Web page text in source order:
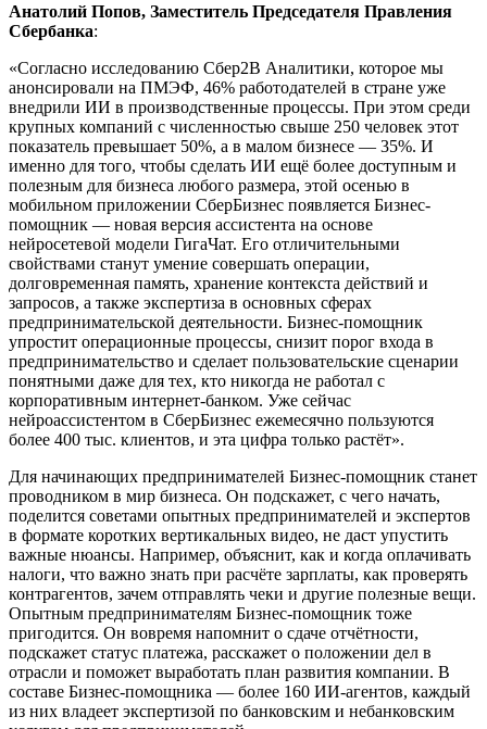
Анатолий Попов, Заместитель Председателя Правления
Сбербанка:
«Согласно исследованию Сбер2В Аналитики, которое мы
анонсировали на ПМЭФ, 46% работодателей в стране уже
внедрили ИИ в производственные процессы. При этом среди
крупных компаний с численностью свыше 250 человек этот
показатель превышает 50%, а в малом бизнесе — 35%. И
именно для того, чтобы сделать ИИ ещё более доступным и
полезным для бизнеса любого размера, этой осенью в
мобильном приложении СберБизнес появляется Бизнес-
помощник — новая версия ассистента на основе
нейросетевой модели ГигаЧат. Его отличительными
свойствами станут умение совершать операции,
долговременная память, хранение контекста действий и
запросов, а также экспертиза в основных сферах
предпринимательской деятельности. Бизнес-помощник
упростит операционные процессы, снизит порог входа в
предпринимательство и сделает пользовательские сценарии
понятными даже для тех, кто никогда не работал с
корпоративным интернет-банком. Уже сейчас
нейроассистентом в СберБизнес ежемесячно пользуются
более 400 тыс. клиентов, и эта цифра только растёт».
Для начинающих предпринимателей Бизнес-помощник станет
проводником в мир бизнеса. Он подскажет, с чего начать,
поделится советами опытных предпринимателей и экспертов
в формате коротких вертикальных видео, не даст упустить
важные нюансы. Например, объяснит, как и когда оплачивать
налоги, что важно знать при расчёте зарплаты, как проверять
контрагентов, зачем отправлять чеки и другие полезные вещи.
Опытным предпринимателям Бизнес-помощник тоже
пригодится. Он вовремя напомнит о сдаче отчётности,
подскажет статус платежа, расскажет о положении дел в
отрасли и поможет выработать план развития компании. В
составе Бизнес-помощника — более 160 ИИ-агентов, каждый
из них владеет экспертизой по банковским и небанковским